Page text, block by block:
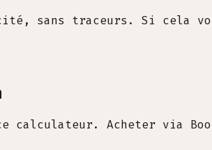
sans traceurs. Si cela
calculateur. Acheter via